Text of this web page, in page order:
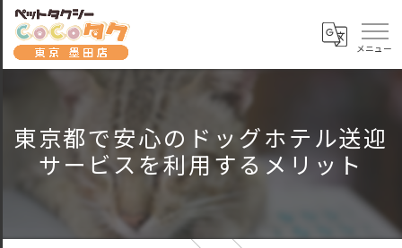
東京都で安心のドッグホテル送迎
サービスを利用するメリット